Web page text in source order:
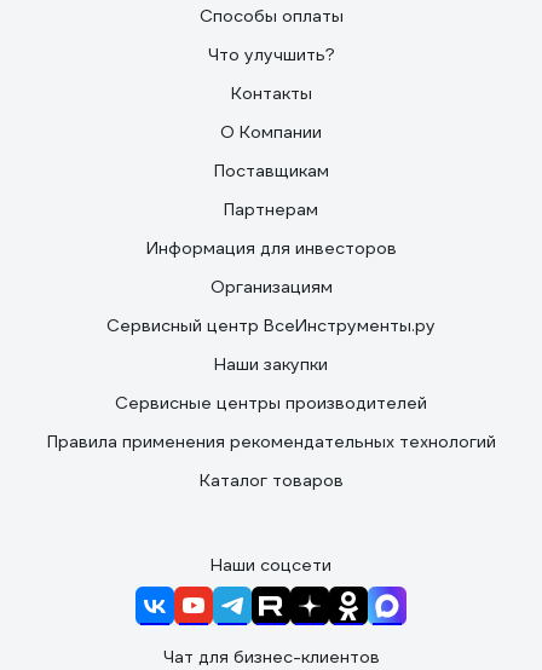
Способы оплаты
Что улучшить?
Контакты
О Компании
Поставщикам
Партнерам
Информация для инвесторов
Организациям
Сервисный центр ВсеИнструменты.ру
Наши закупки
Сервисные центры производителей
Правила применения рекомендательных технологий
Каталог товаров
Наши соцсети
Чат для бизнес-клиентов